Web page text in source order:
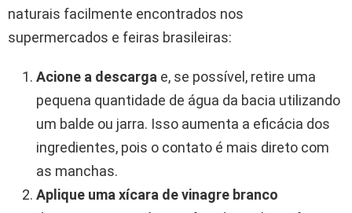
naturais facilmente encontrados nos
supermercados e feiras brasileiras:
Acione a descarga e, se possível, retire uma
pequena quantidade de água da bacia utilizando
um balde ou jarra. Isso aumenta a eficácia dos
ingredientes, pois o contato é mais direto com
as manchas.
Aplique uma xícara de vinagre branco